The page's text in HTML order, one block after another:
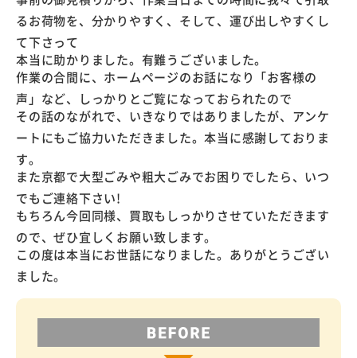
るお荷物を、分かりやすく、そして、運び出しやすくし
て下さって
本当に助かりました。有難うございました。
作業の合間に、ホームページのお話になり「お客様の
声」など、しっかりとご覧になっておられたので
その話のながれで、いきなりではありましたが、アンケ
ートにもご協力いただきました。本当に感謝しておりま
す。
また京都で大型ごみや粗大ごみでお困りでしたら、いつ
でもご連絡下さい!
もちろん今回同様、買取もしっかりさせていただきます
ので、ぜひ宜しくお願い致します。
この度は本当にお世話になりました。ありがとうござい
ました。